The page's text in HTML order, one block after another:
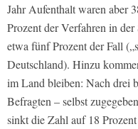
Jahr Aufenthalt waren aber
Prozent der Verfahren in
etwa fünf Prozent der Fall
Deutschland). Hinzu
im Land bleiben: Nach drei
Befragten – selbst
sinkt die Zahl auf 18